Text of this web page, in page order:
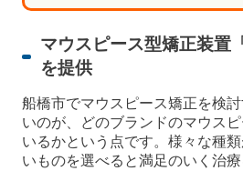
マウスピース型矯正装置
を提供
船橋市でマウスピース矯正を検
いのが、どのブランドのマウス
いるかという点です。様々な種
いものを選べると満足のいく治